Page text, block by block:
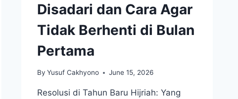
Disadari dan Cara Agar
Tidak Berhenti di Bulan
Pertama
By Yusuf Cakhyono June 15, 2026
Resolusi di Tahun Baru Hijriah: Yang